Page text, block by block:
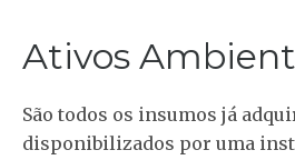
Ativos
São todos os insumos já
disponibilizados por uma